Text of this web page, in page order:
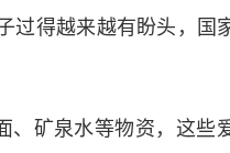
过得越来越有盼头，国
矿泉水等物资，这些